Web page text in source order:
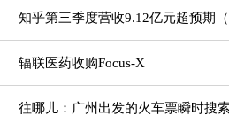
知乎第三季度营收9.12亿元超预期
辐联医药收购Focus-X
往哪儿：广州出发的火车票瞬时搜